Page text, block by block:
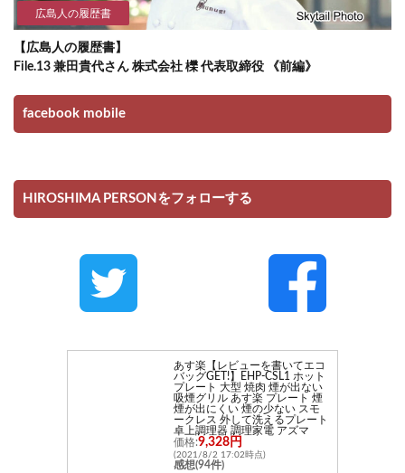
広島人の履歴書
【広島人の履歴書】
File.13 兼田貴代さん 株式会社 櫟 代表取締役 《前編》
facebook mobile
HIROSHIMA PERSONをフォローする
あす楽【レビューを書いてエコ
バッグGET!】EHP-CSL1 ホット
プレート 大型 焼肉 煙が出ない
吸煙グリル あす楽 プレート 煙
煙が出にくい 煙の少ない スモ
ークレス 外して洗えるプレート
卓上調理器 調理家電 アズマ
価格:9,328円
(2021/8/2 17:02時点)
感想(94件)